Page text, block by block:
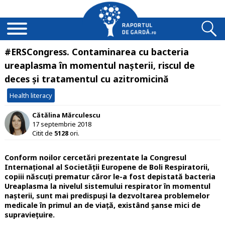
#ERSCongress. Contaminarea cu bacteria
ureaplasma în momentul nașterii, riscul de
deces și tratamentul cu azitromicină
Health literacy
Cătălina Mărculescu
17 septembrie 2018
Citit de 5128ori.
Conform noilor cercetări prezentate la Congresul
Internațional al Societății Europene de Boli Respiratorii,
copiii născuți prematur căror le-a fost depistată bacteria
Ureaplasma la nivelul sistemului respirator în momentul
nașterii, sunt mai predispuși la dezvoltarea problemelor
medicale în primul an de viață, existând șanse mici de
supraviețuire.